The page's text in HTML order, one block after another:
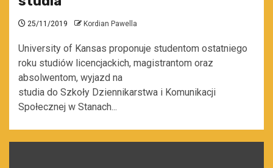
25/11/2019 Kordian Pawella
University of Kansas proponuje studentom ostatniego
roku studiów licencjackich, magistrantom oraz
absolwentom, wyjazd na
studia do Szkoły Dziennikarstwa i Komunikacji
Społecznej w Stanach...